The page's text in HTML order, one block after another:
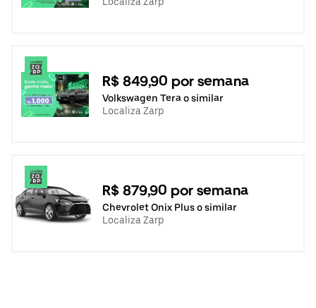
R$ 849,90 por semana
Volkswagen Tera o similar
Localiza Zarp
R$ 879,90 por semana
Chevrolet Onix Plus o similar
Localiza Zarp